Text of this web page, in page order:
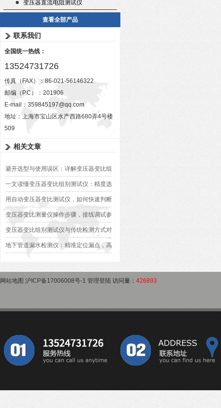
变压器直流电阻测试仪
查看全部产品
联系我们
全国统一热线：
13524731726
传真（FAX）：86-021-56146322
邮编（P.C）：201906
E-mail： 359845197@qq.com
地址：上海市宝山区水产西路680弄4号楼
509
相关文章
避开选型与使用误区：详解变压器变比组
别测试仪的日常校准方法、常见组别识别
异常排查方案
一文读懂变压器变比组别测试仪：精度选
型、接线规范、报告生成全流程标准化操
作指南
用自动变压器变比测试仪，如何快速判断
变压器是否合格？
变压器变比测量仪操作步骤，接线调试参
数设定变比测试数据保存使用教程
变压器变比组别测试仪与传统检测方式对
比：精度、速度与安全性深度分析
地下管道漏水检测仪：精准定位漏点，高
网站地图 沪ICP备17006008号-1 管理登陆 访问量： 426893